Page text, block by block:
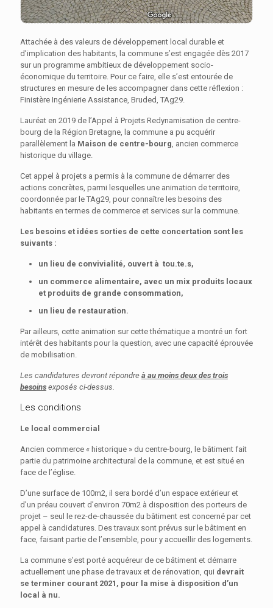
Attachée à des valeurs de développement local durable et
d’implication des habitants, la commune s’est engagée dès 2017
sur un programme ambitieux de développement socio-
économique du territoire. Pour ce faire, elle s’est entourée de
structures en mesure de les accompagner dans cette réflexion :
Finistère Ingénierie Assistance, Bruded, TAg29.
Lauréat en 2019 de l’Appel à Projets Redynamisation de centre-
bourg de la Région Bretagne, la commune a pu acquérir
parallèlement la Maison de centre-bourg , ancien commerce
historique du village.
Cet appel à projets a permis à la commune de démarrer des
actions concrètes, parmi lesquelles une animation de territoire,
coordonnée par le TAg29, pour connaître les besoins des
habitants en termes de commerce et services sur la commune.
Les besoins et idées sorties de cette concertation sont les
suivants :
un lieu de convivialité, ouvert à tou.te.s,
un commerce alimentaire, avec un mix produits locaux
et produits de grande consommation,
un lieu de restauration.
Par ailleurs, cette animation sur cette thématique a montré un fort
intérêt des habitants pour la question, avec une capacité éprouvée
de mobilisation.
Les candidatures devront répondre à au moins deux des trois
besoins exposés ci-dessus.
Les conditions
Le local commercial
Ancien commerce « historique » du centre-bourg, le bâtiment fait
partie du patrimoine architectural de la commune, et est situé en
face de l’église.
D’une surface de 100m2, il sera bordé d’un espace extérieur et
d’un préau couvert d’environ 70m2 à disposition des porteurs de
projet – seul le rez-de-chaussée du bâtiment est concerné par cet
appel à candidatures. Des travaux sont prévus sur le bâtiment en
face, faisant partie de l’ensemble, pour y accueillir des logements.
La commune s’est porté acquéreur de ce bâtiment et démarre
actuellement une phase de travaux et de rénovation, qui devrait
se terminer courant 2021, pour la mise à disposition d’un
local à nu.